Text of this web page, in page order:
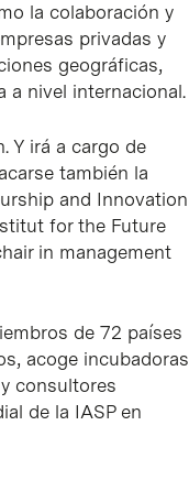
la colaboración y
privadas y
geográficas,
a nivel internacional.
Y irá a cargo de
también la
and Innovation
for the Future
in management
de 72 países
acoge incubadoras
consultores
de la IASP en